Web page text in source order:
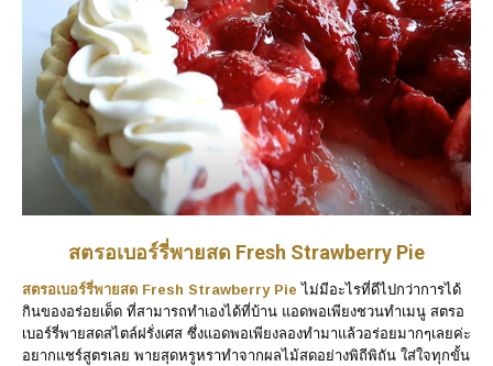
สตรอเบอร์รี่พายสด Fresh Strawberry Pie
สตรอเบอร์รี่พายสด Fresh Strawberry Pieไม่มีอะไรที่ดีไปกว่าการได้
กินของอร่อยเด็ด ที่สามารถทำเองได้ที่บ้าน แอดพอเพียงชวนทำเมนู สตรอ
เบอร์รี่พายสดสไตล์ฝรั่งเศส ซึ่งแอดพอเพียงลองทำมาแล้วอร่อยมากๆเลยค่ะ
อยากแชร์สูตรเลย พายสุดหรูหราทำจากผลไม้สดอย่างพิถีพิถัน ใส่ใจทุกขั้น